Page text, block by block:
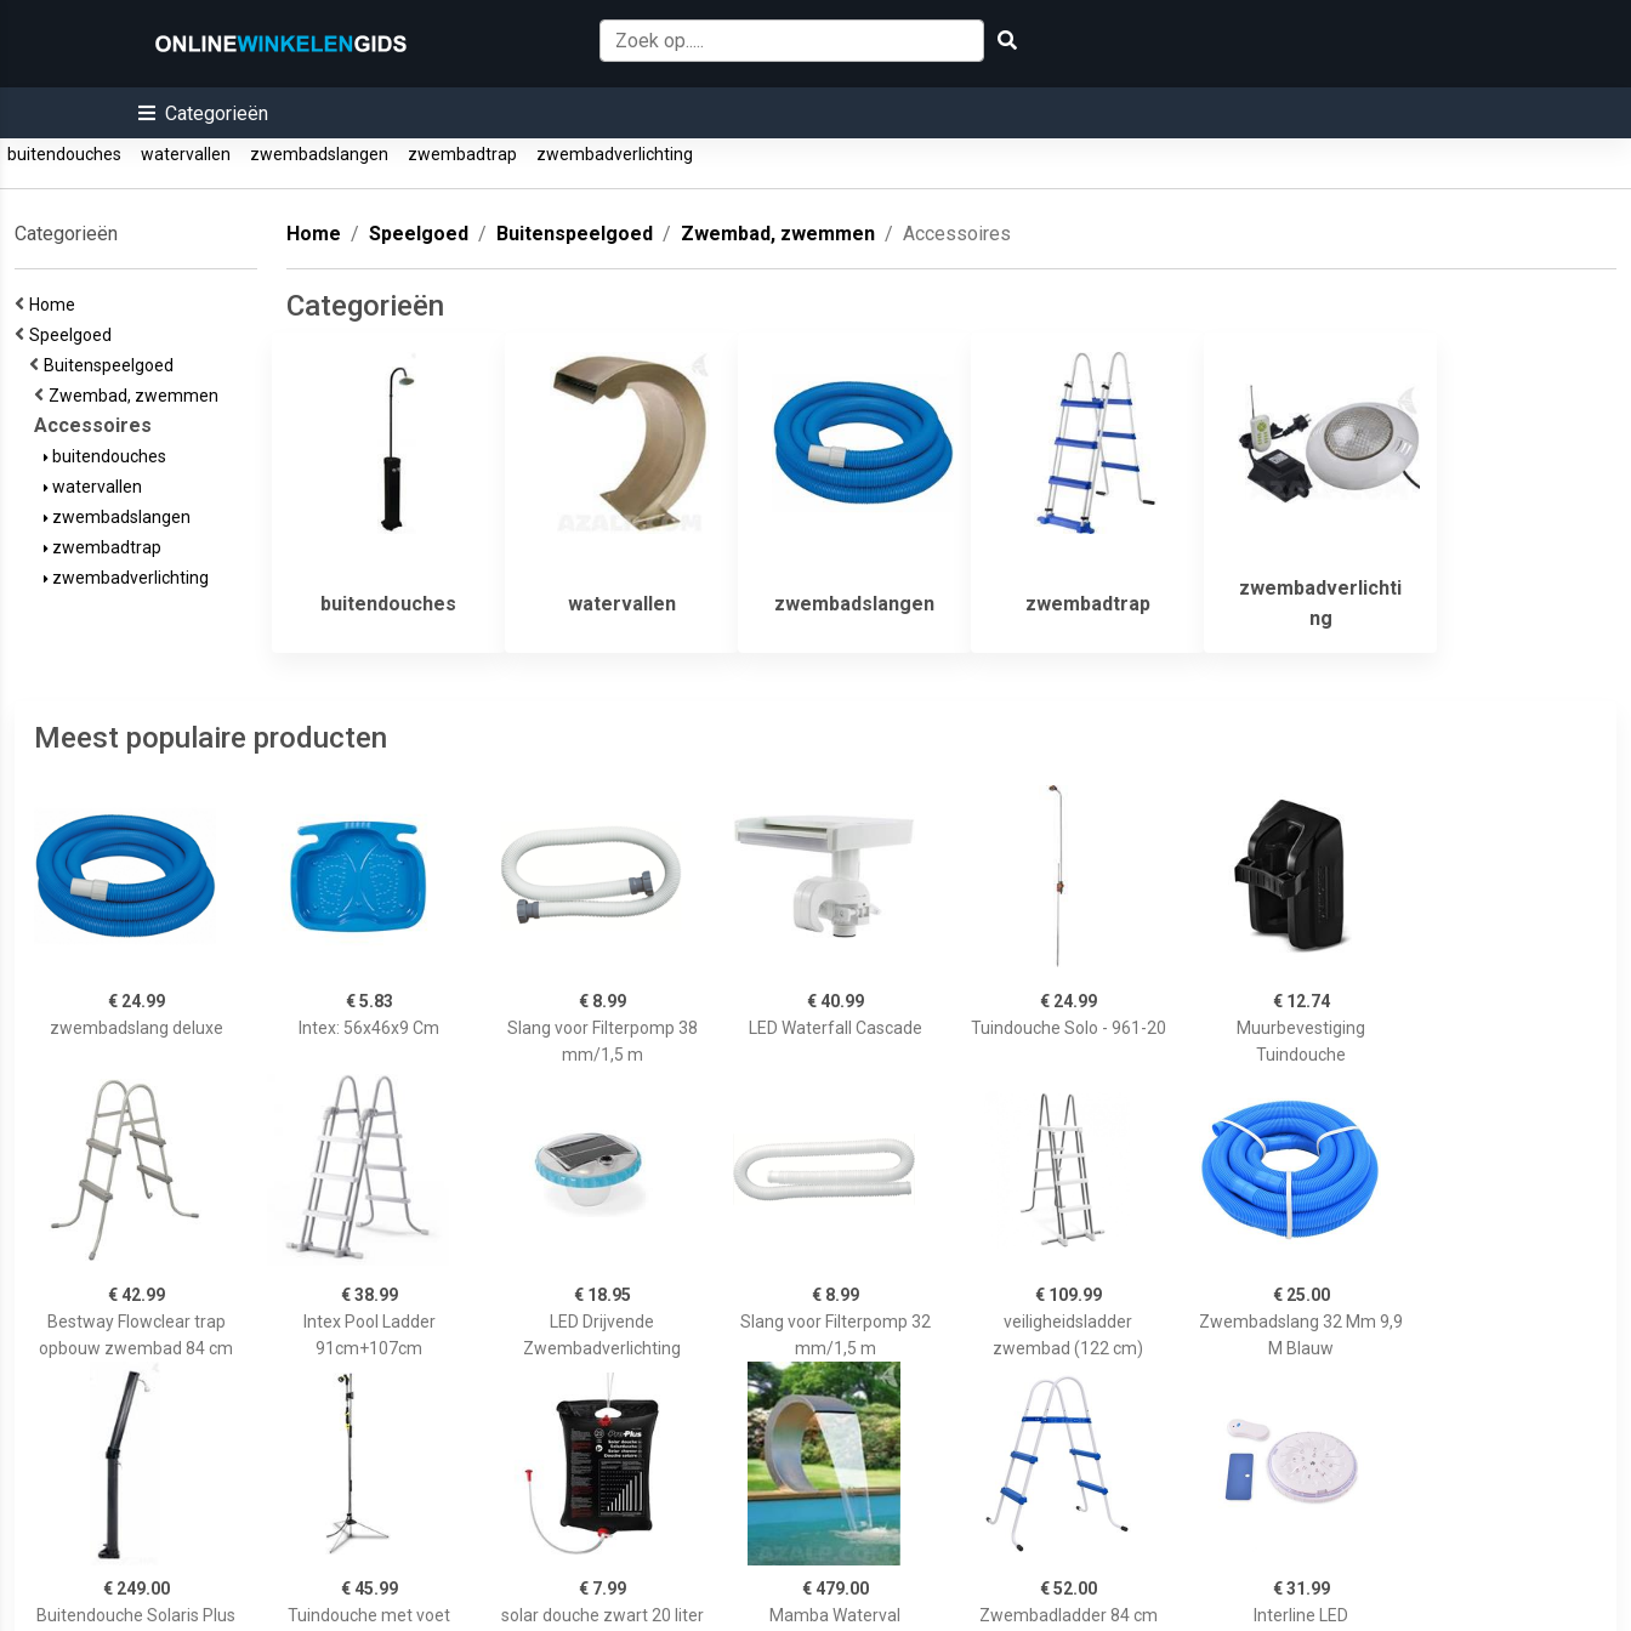
Categorieën
buitendouches watervallen zwembadslangen zwembadtrap zwembadverlichting
Categorieën
Home
Speelgoed
Buitenspeelgoed
Zwembad, zwemmen
Accessoires
buitendouches
watervallen
zwembadslangen
zwembadtrap
zwembadverlichting
Home Speelgoed Buitenspeelgoed Zwembad, zwemmen Accessoires
Categorieën
buitendouches watervallen zwembadslangen zwembadtrap
zwembadverlichti
ng
Meest populaire producten
€ 24.99
zwembadslang deluxe
€ 5.83
Intex: 56x46x9 Cm
€ 8.99
Slang voor Filterpomp 38
mm/1,5 m
€ 40.99
LED Waterfall Cascade
€ 24.99
Tuindouche Solo - 961-20
€ 12.74
Muurbevestiging
Tuindouche
€ 42.99
Bestway Flowclear trap
opbouw zwembad 84 cm
€ 38.99
Intex Pool Ladder
91cm+107cm
€ 18.95
LED Drijvende
Zwembadverlichting
€ 8.99
Slang voor Filterpomp 32
mm/1,5 m
€ 109.99
veiligheidsladder
zwembad (122 cm)
€ 25.00
Zwembadslang 32 Mm 9,9
M Blauw
€ 249.00
Buitendouche Solaris Plus
€ 45.99
Tuindouche met voet
€ 7.99
solar douche zwart 20 liter
€ 479.00
Mamba Waterval
€ 52.00
Zwembadladder 84 cm
€ 31.99
Interline LED